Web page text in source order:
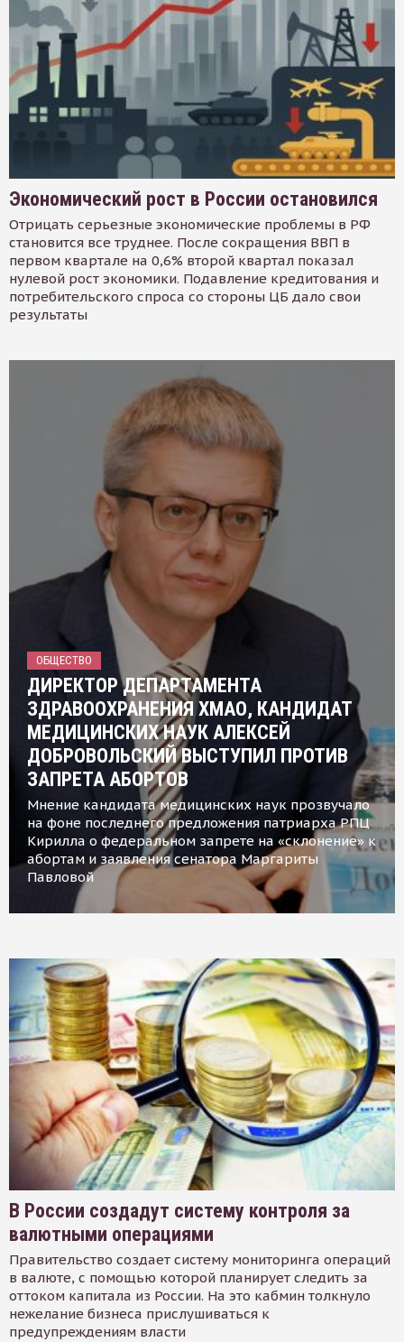
Экономический рост в России остановился
Отрицать серьезные экономические проблемы в РФ
становится все труднее. После сокращения ВВП в
первом квартале на 0,6% второй квартал показал
нулевой рост экономики. Подавление кредитования и
потребительского спроса со стороны ЦБ дало свои
результаты
ОБЩЕСТВО
ДИРЕКТОР ДЕПАРТАМЕНТА
ЗДРАВООХРАНЕНИЯ ХМАО, КАНДИДАТ
МЕДИЦИНСКИХ НАУК АЛЕКСЕЙ
ДОБРОВОЛЬСКИЙ ВЫСТУПИЛ ПРОТИВ
ЗАПРЕТА АБОРТОВ
Мнение кандидата медицинских наук прозвучало
на фоне последнего предложения патриарха РПЦ
Кирилла о федеральном запрете на «склонение» к
абортам и заявления сенатора Маргариты
Павловой
В России создадут систему контроля за
валютными операциями
Правительство создает систему мониторинга операций
в валюте, с помощью которой планирует следить за
оттоком капитала из России. На это кабмин толкнуло
нежелание бизнеса прислушиваться к
предупреждениям власти